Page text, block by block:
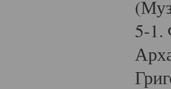
5-1.